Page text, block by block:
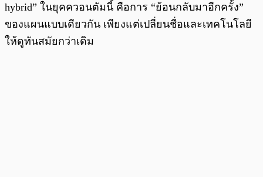
hybrid” ในยุคควอนตัมนี้ คือการ “ย้อนกลับมาอีกครั้ง”
ของแผนแบบเดียวกัน เพียงแต่เปลี่ยนชื่อและเทคโนโลยี
ให้ดูทันสมัยกว่าเดิม